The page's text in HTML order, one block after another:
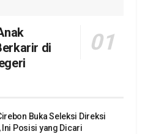
di
Buka Seleksi Direksi
Posisi yang Dicari